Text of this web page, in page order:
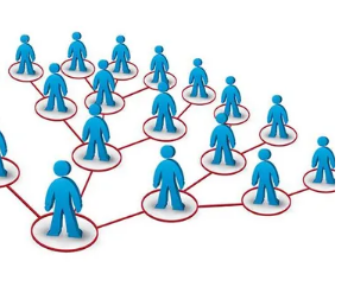
Đài Truyền hình Việt Nam
báo VTV